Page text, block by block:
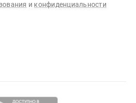
и конфиденциальности